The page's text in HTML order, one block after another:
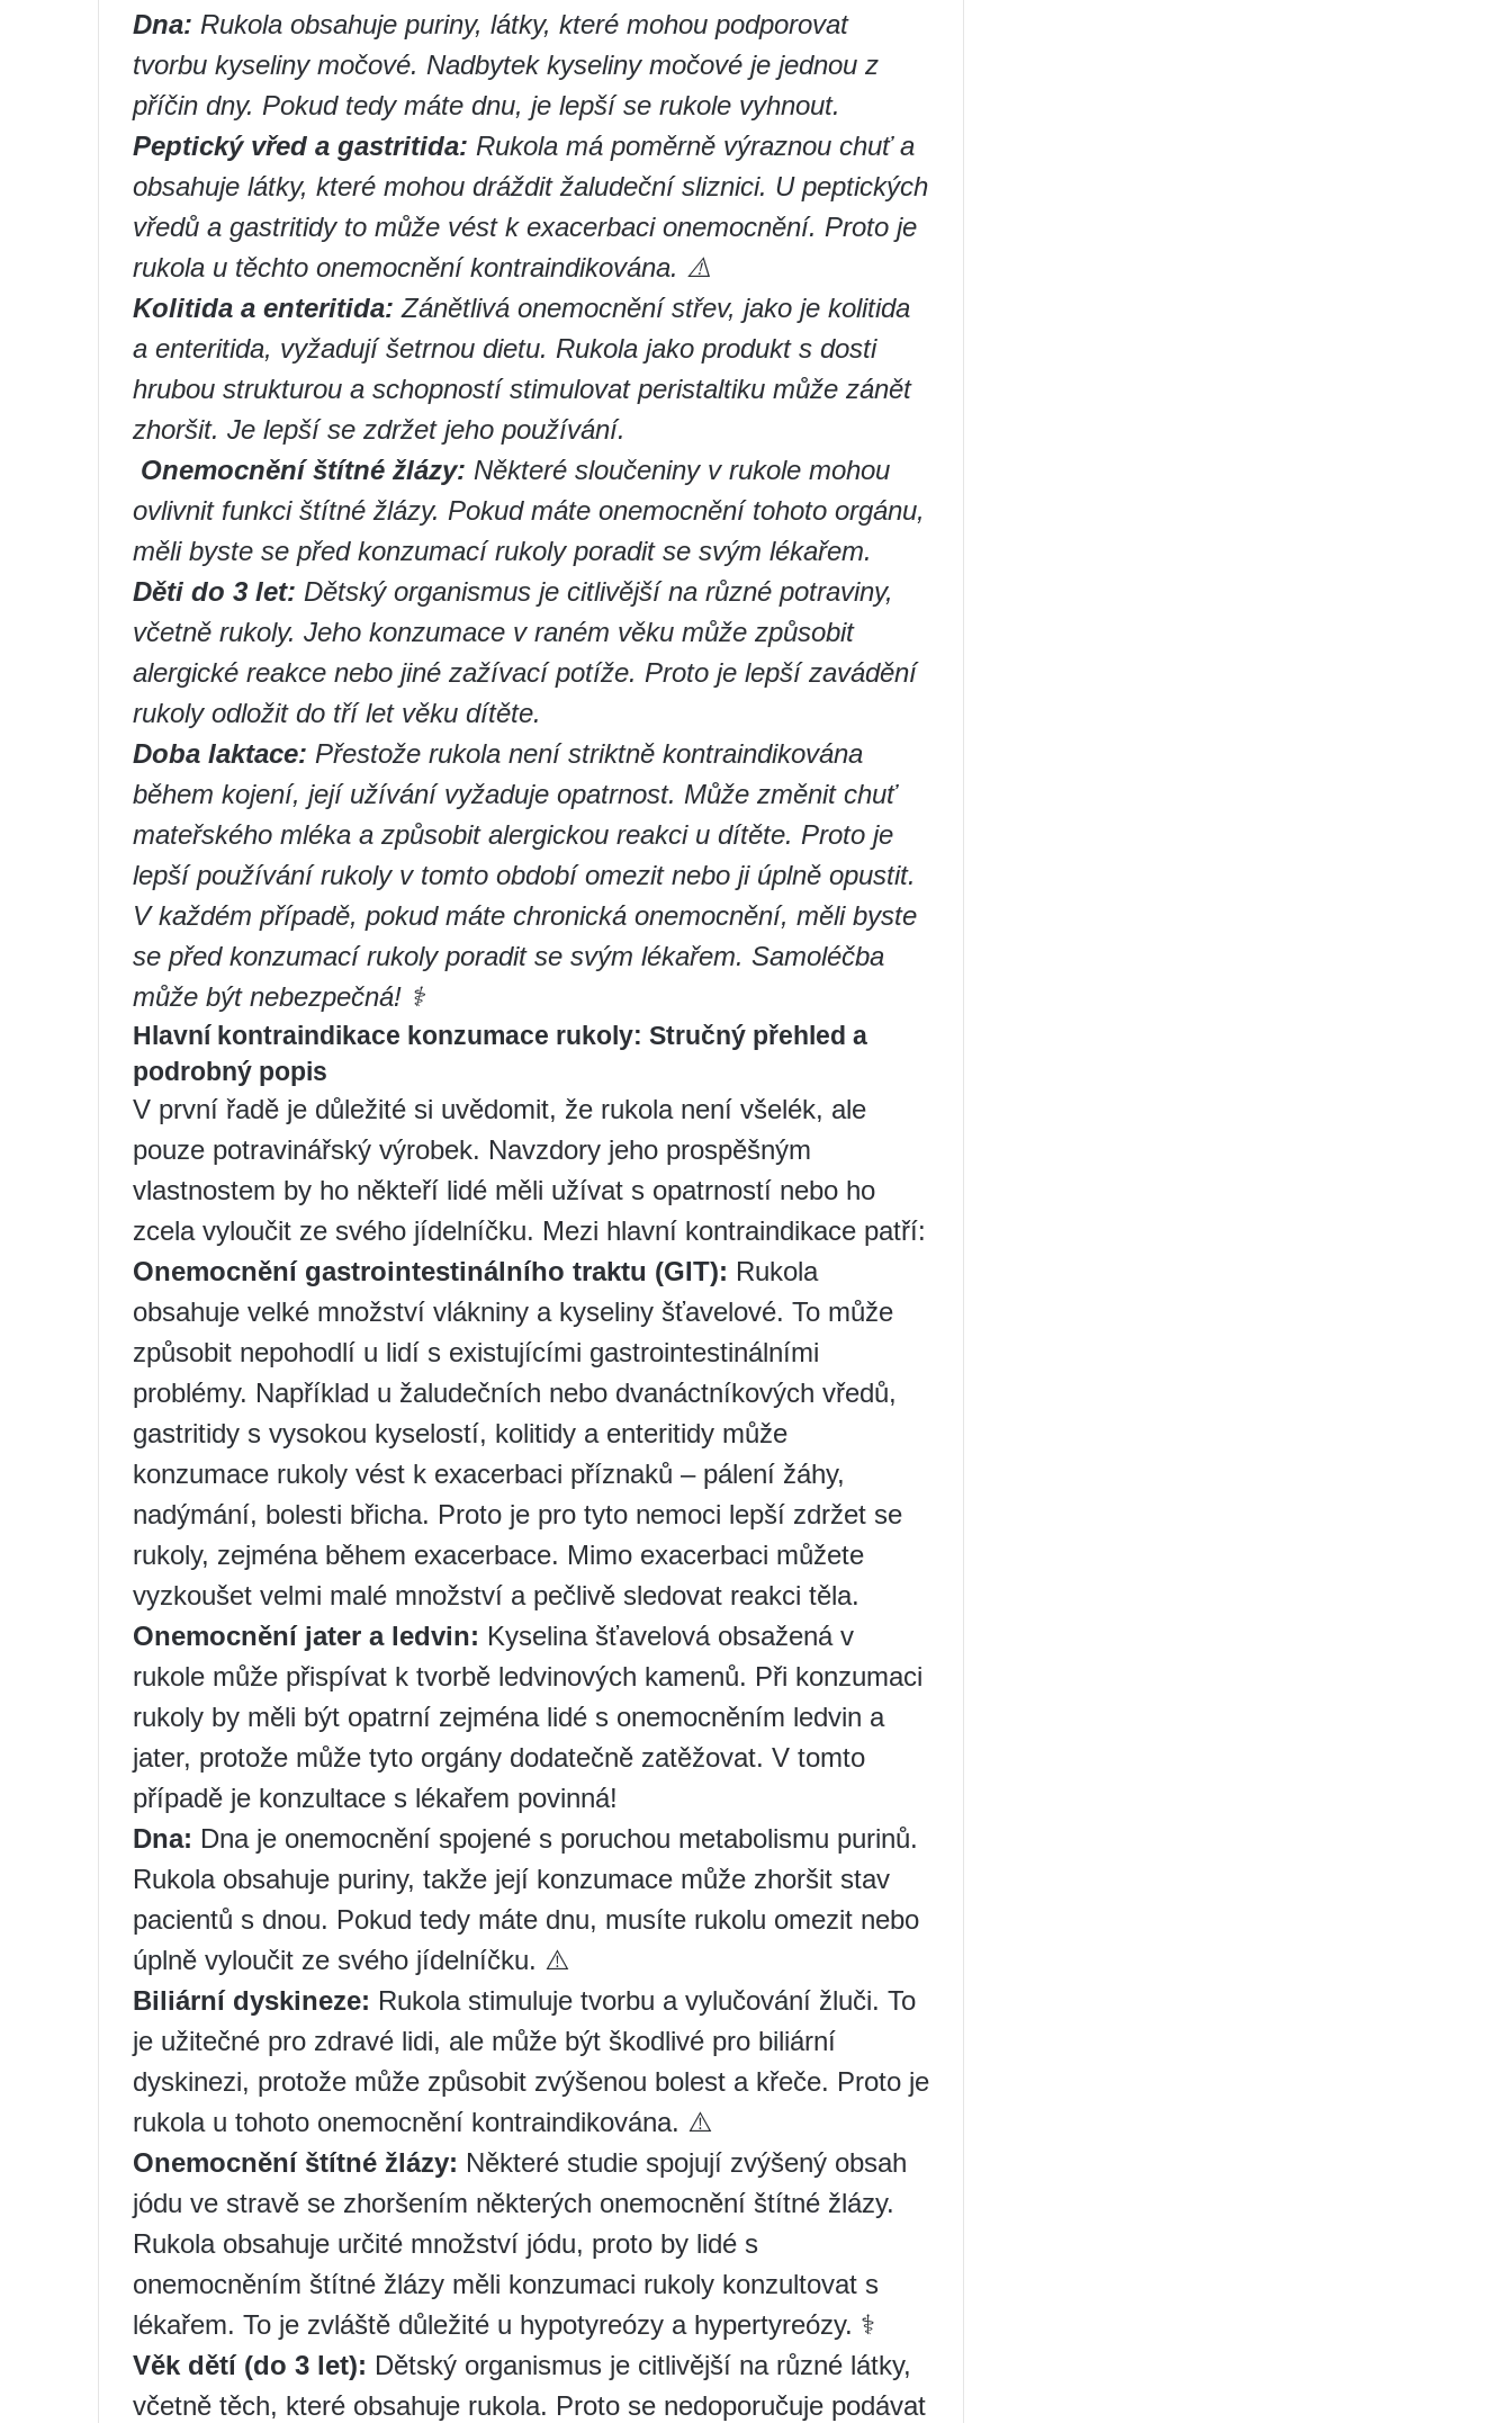
Dna: Rukola obsahuje puriny, látky, které mohou podporovat
tvorbu kyseliny močové. Nadbytek kyseliny močové je jednou z
příčin dny. Pokud tedy máte dnu, je lepší se rukole vyhnout.
Peptický vřed a gastritida: Rukola má poměrně výraznou chuť a
obsahuje látky, které mohou dráždit žaludeční sliznici. U peptických
vředů a gastritidy to může vést k exacerbaci onemocnění. Proto je
rukola u těchto onemocnění kontraindikována. ⚠️
Kolitida a enteritida: Zánětlivá onemocnění střev, jako je kolitida
a enteritida, vyžadují šetrnou dietu. Rukola jako produkt s dosti
hrubou strukturou a schopností stimulovat peristaltiku může zánět
zhoršit. Je lepší se zdržet jeho používání.
Onemocnění štítné žlázy: Některé sloučeniny v rukole mohou
ovlivnit funkci štítné žlázy. Pokud máte onemocnění tohoto orgánu,
měli byste se před konzumací rukoly poradit se svým lékařem.
Děti do 3 let: Dětský organismus je citlivější na různé potraviny,
včetně rukoly. Jeho konzumace v raném věku může způsobit
alergické reakce nebo jiné zažívací potíže. Proto je lepší zavádění
rukoly odložit do tří let věku dítěte.
Doba laktace: Přestože rukola není striktně kontraindikována
během kojení, její užívání vyžaduje opatrnost. Může změnit chuť
mateřského mléka a způsobit alergickou reakci u dítěte. Proto je
lepší používání rukoly v tomto období omezit nebo ji úplně opustit.
V každém případě, pokud máte chronická onemocnění, měli byste
se před konzumací rukoly poradit se svým lékařem. Samoléčba
může být nebezpečná! ‍⚕️
Hlavní kontraindikace konzumace rukoly: Stručný přehled a
podrobný popis
V první řadě je důležité si uvědomit, že rukola není všelék, ale
pouze potravinářský výrobek. Navzdory jeho prospěšným
vlastnostem by ho někteří lidé měli užívat s opatrností nebo ho
zcela vyloučit ze svého jídelníčku. Mezi hlavní kontraindikace patří:
Onemocnění gastrointestinálního traktu (GIT): Rukola
obsahuje velké množství vlákniny a kyseliny šťavelové. To může
způsobit nepohodlí u lidí s existujícími gastrointestinálními
problémy. Například u žaludečních nebo dvanáctníkových vředů,
gastritidy s vysokou kyselostí, kolitidy a enteritidy může
konzumace rukoly vést k exacerbaci příznaků – pálení žáhy,
nadýmání, bolesti břicha. Proto je pro tyto nemoci lepší zdržet se
rukoly, zejména během exacerbace. Mimo exacerbaci můžete
vyzkoušet velmi malé množství a pečlivě sledovat reakci těla.
Onemocnění jater a ledvin: Kyselina šťavelová obsažená v
rukole může přispívat k tvorbě ledvinových kamenů. Při konzumaci
rukoly by měli být opatrní zejména lidé s onemocněním ledvin a
jater, protože může tyto orgány dodatečně zatěžovat. V tomto
případě je konzultace s lékařem povinná!
Dna: Dna je onemocnění spojené s poruchou metabolismu purinů.
Rukola obsahuje puriny, takže její konzumace může zhoršit stav
pacientů s dnou. Pokud tedy máte dnu, musíte rukolu omezit nebo
úplně vyloučit ze svého jídelníčku. ⚠️
Biliární dyskineze: Rukola stimuluje tvorbu a vylučování žluči. To
je užitečné pro zdravé lidi, ale může být škodlivé pro biliární
dyskinezi, protože může způsobit zvýšenou bolest a křeče. Proto je
rukola u tohoto onemocnění kontraindikována. ⚠️
Onemocnění štítné žlázy: Některé studie spojují zvýšený obsah
jódu ve stravě se zhoršením některých onemocnění štítné žlázy.
Rukola obsahuje určité množství jódu, proto by lidé s
onemocněním štítné žlázy měli konzumaci rukoly konzultovat s
lékařem. To je zvláště důležité u hypotyreózy a hypertyreózy. ‍⚕️
Věk dětí (do 3 let): Dětský organismus je citlivější na různé látky,
včetně těch, které obsahuje rukola. Proto se nedoporučuje podávat